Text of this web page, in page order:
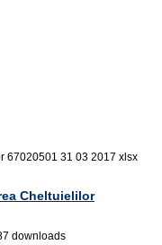
67020501 31 03 2017 xlsx
Cheltuielilor
downloads